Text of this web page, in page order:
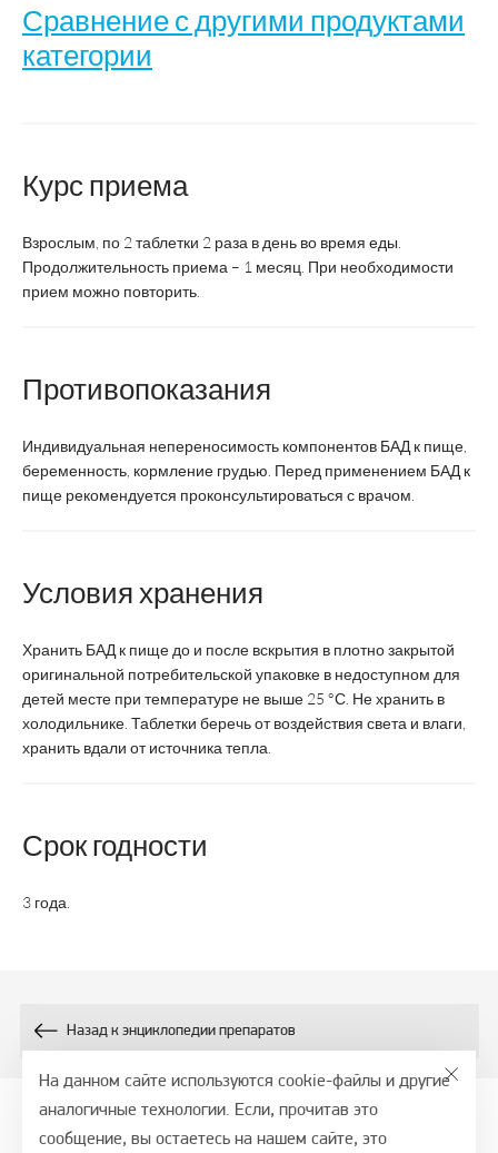
Сравнение с другими продуктами
категории
Производитель ВТФ
Индустрия
Форма выпуска Таблетки
Суточная доза 4 табл.
взрослым 6-8 табл.
Курс 1 месяц
уровня магния в
крови
Срок годности 3 года 2 года
Состав:
Магния цитрат Х
Курс приема
Взрослым, по 2 таблетки 2 раза в день во время еды.
Продолжительность приема – 1 месяц. При необходимости
прием можно повторить.
Противопоказания
Индивидуальная непереносимость компонентов БАД к пище,
беременность, кормление грудью. Перед применением БАД к
пище рекомендуется проконсультироваться с врачом.
Условия хранения
Хранить БАД к пище до и после вскрытия в плотно закрытой
оригинальной потребительской упаковке в недоступном для
детей месте при температуре не выше 25 °С. Не хранить в
холодильнике. Таблетки беречь от воздействия света и влаги,
хранить вдали от источника тепла.
Срок годности
3 года.
Назад к энциклопедии препаратов
© 2026, СТМ - портал, ООО ВТФ
На данном сайте используются cookie-файлы и другие
аналогичные технологии. Если, прочитав это
сообщение, вы остаетесь на нашем сайте, это